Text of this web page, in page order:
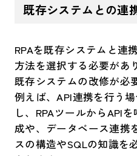
既存システムとの連
RPAを既存システムと連
方法を選択する必要があ
既存システムの改修が必
例えば、API連携を行う
し、RPAツールからAPI
成や、データベース連携
スの構造やSQLの知識を